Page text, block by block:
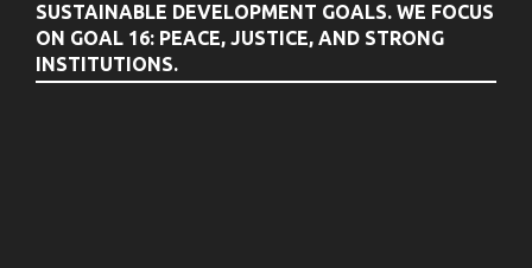
SUSTAINABLE DEVELOPMENT GOALS. WE FOCUS
ON GOAL 16: PEACE, JUSTICE, AND STRONG
INSTITUTIONS.